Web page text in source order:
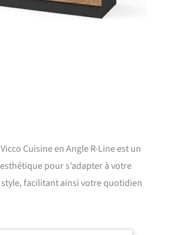
Cuisine en Angle R-Line est un
pour s’adapter à votre
facilitant ainsi votre quotidien